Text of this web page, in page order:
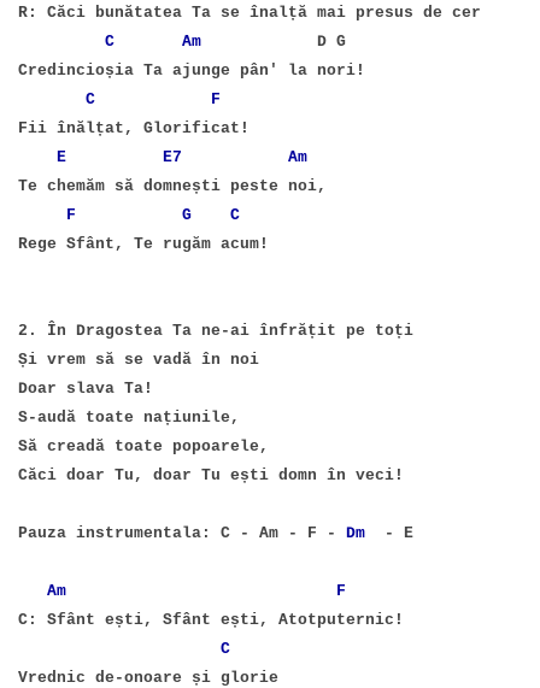
R: Căci bunătatea Ta se înalță mai presus de cer
C
Am D G
Credincioșia Ta ajunge pân' la nori!
C
F
Fii înălțat, Glorificat!
E
E7
Am
Te chemăm să domnești peste noi,
F
G
C
Rege Sfânt, Te rugăm acum!
2. În Dragostea Ta ne-ai înfrățit pe toți
Și vrem să se vadă în noi
Doar slava Ta!
S-audă toate națiunile,
Să creadă toate popoarele,
Căci doar Tu, doar Tu ești domn în veci!
Pauza instrumentala: C - Am - F - Dm - E
Am
F
C: Sfânt ești, Sfânt ești, Atotputernic!
C
Vrednic de-onoare și glorie